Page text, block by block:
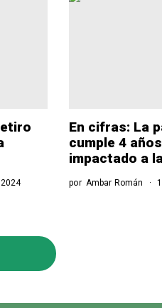
En cifras: La
cumple 4
impactado a
por Ambar Román